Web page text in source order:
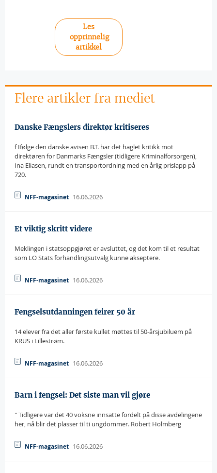
Les
opprinnelig
artikkel
Flere artikler fra mediet
Danske Fængslers direktør kritiseres
f Ifølge den danske avisen B.T. har det haglet kritikk mot
direktøren for Danmarks Fængsler (tidligere Kriminalforsorgen),
Ina Eliasen, rundt en transportordning med en årlig prislapp på
720.
NFF-magasinet 16.06.2026
Et viktig skritt videre
Meklingen i statsoppgjøret er avsluttet, og det kom til et resultat
som LO Stats forhandlingsutvalg kunne akseptere.
NFF-magasinet 16.06.2026
Fengselsutdanningen feirer 50 år
14 elever fra det aller første kullet møttes til 50-årsjubiluem på
KRUS i Lillestrøm.
NFF-magasinet 16.06.2026
Barn i fengsel: Det siste man vil gjøre
" Tidligere var det 40 voksne innsatte fordelt på disse avdelingene
her, nå blir det plasser til ti ungdommer. Robert Holmberg
NFF-magasinet 16.06.2026